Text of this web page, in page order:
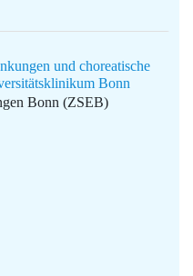
und choreatische
Bonn
Bonn (ZSEB)